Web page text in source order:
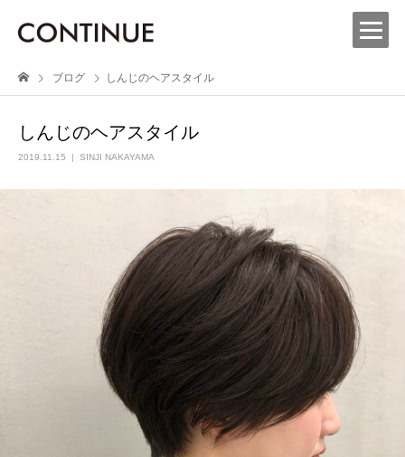
ブログ しんじのヘアスタイル
しんじのヘアスタイル
2019.11.15 SINJI NAKAYAMA